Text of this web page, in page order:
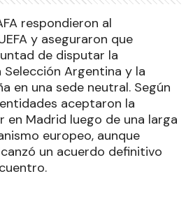
respondieron al
y aseguraron que
de disputar la
Selección Argentina y la
en una sede neutral. Según
aceptaron la
en Madrid luego de una larga
europeo, aunque
un acuerdo definitivo